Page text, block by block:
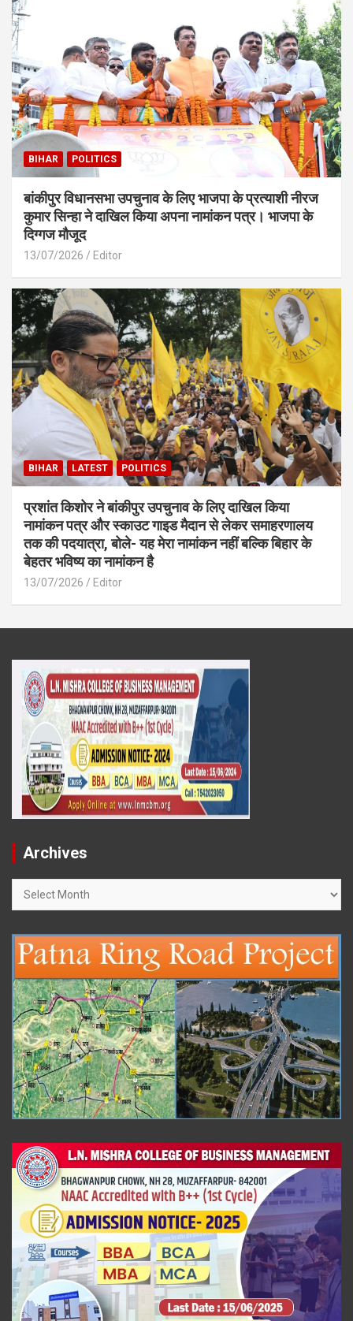
BIHAR POLITICS
बांकीपुर विधानसभा उपचुनाव के लिए भाजपा के प्रत्याशी नीरज
कुमार सिन्हा ने दाखिल किया अपना नामांकन पत्र। भाजपा के
दिग्गज मौजूद
13/07/2026 Editor
BIHAR LATEST POLITICS
प्रशांत किशोर ने बांकीपुर उपचुनाव के लिए दाखिल किया
नामांकन पत्र और स्काउट गाइड मैदान से लेकर समाहरणालय
तक की पदयात्रा, बोले- यह मेरा नामांकन नहीं बल्कि बिहार के
बेहतर भविष्य का नामांकन है
13/07/2026 Editor
Archives